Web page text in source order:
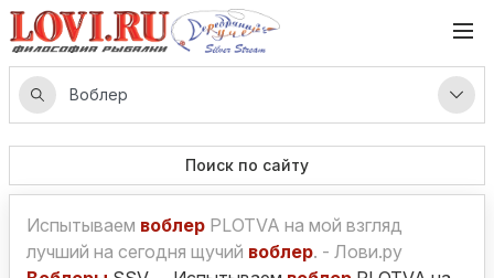
Поиск по сайту
Испытываем воблер PLOTVA на мой взгляд
лучший на сегодня щучий воблер. - Лови.ру